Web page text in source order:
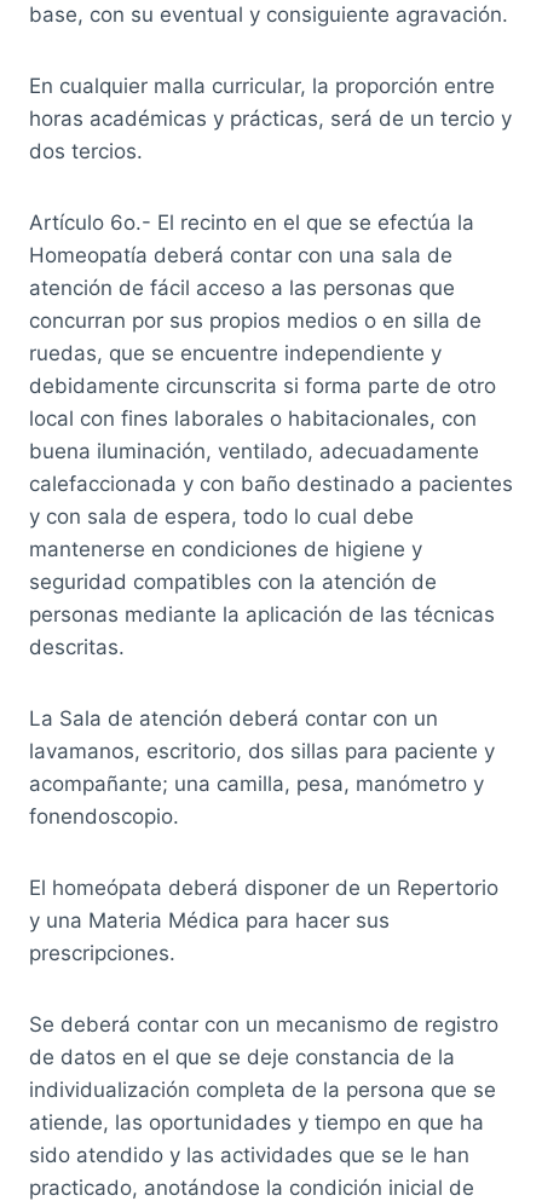
base, con su eventual y consiguiente agravación.
En cualquier malla curricular, la proporción entre
horas académicas y prácticas, será de un tercio y
dos tercios.
Artículo 6o.- El recinto en el que se efectúa la
Homeopatía deberá contar con una sala de
atención de fácil acceso a las personas que
concurran por sus propios medios o en silla de
ruedas, que se encuentre independiente y
debidamente circunscrita si forma parte de otro
local con fines laborales o habitacionales, con
buena iluminación, ventilado, adecuadamente
calefaccionada y con baño destinado a pacientes
y con sala de espera, todo lo cual debe
mantenerse en condiciones de higiene y
seguridad compatibles con la atención de
personas mediante la aplicación de las técnicas
descritas.
La Sala de atención deberá contar con un
lavamanos, escritorio, dos sillas para paciente y
acompañante; una camilla, pesa, manómetro y
fonendoscopio.
El homeópata deberá disponer de un Repertorio
y una Materia Médica para hacer sus
prescripciones.
Se deberá contar con un mecanismo de registro
de datos en el que se deje constancia de la
individualización completa de la persona que se
atiende, las oportunidades y tiempo en que ha
sido atendido y las actividades que se le han
practicado, anotándose la condición inicial de